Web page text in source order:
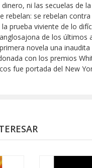
ni las secuelas de
rebelan: se rebelan
prueba viviente de lo
de los últimos
novela una
con los premios
fue portada del New